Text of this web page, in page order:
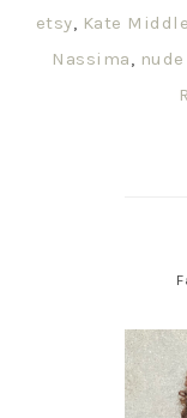
etsy, Kate
Nassima,